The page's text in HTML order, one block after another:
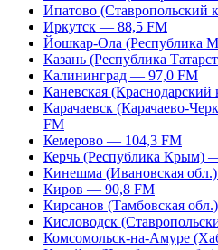
Ипатово (Ставропольский
Иркутск — 88,5 FM
Йошкар-Ола (Республика
Казань (Республика
Калининград — 97,0 FM
Каневская
Карачаевск (Карачаево-
FM
Кемерово — 104,3 FM
Керчь (Республика Крым)
Кинешма (Ивановская
Киров — 90,8 FM
Кирсанов (Тамбовская
Кисловодск
Комсомольск-на-Амуре